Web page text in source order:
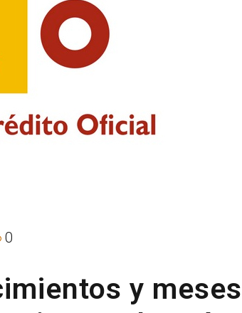
0
y meses